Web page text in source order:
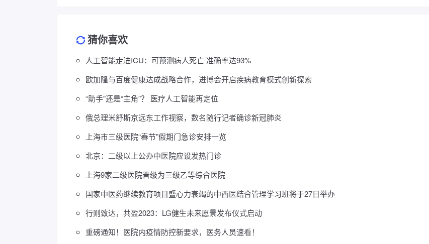
猜你喜欢
人工智能走进ICU：可预测病人死亡 准确率达93%
欧加隆与百度健康达成战略合作，进博会开启疾病教育模式创新探索
“助手”还是“主角”？ 医疗人工智能再定位
俄总理米舒斯京远东工作视察，数名随行记者确诊新冠肺炎
上海市三级医院“春节”假期门急诊安排一览
北京：二级以上公办中医院应设发热门诊
上海9家二级医院晋级为三级乙等综合医院
国家中医药继续教育项目暨心力衰竭的中西医结合管理学习班将于27日举办
行则致达，共盈2023：LG健生未来愿景发布仪式启动
重磅通知！医院内疫情防控新要求，医务人员速看！